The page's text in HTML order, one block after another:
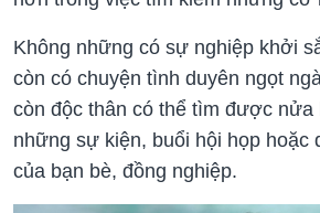
Không những có sự nghiệp khởi
còn có chuyện tình duyên ngọt
còn độc thân có thể tìm được nửa
những sự kiện, buổi hội họp hoặc
của bạn bè, đồng nghiệp.